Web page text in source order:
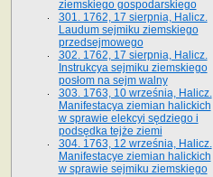
ziemskiego gospodarskiego
301. 1762, 17 sierpnia, Halicz.
Laudum sejmiku ziemskiego
przedsejmowego
302. 1762, 17 sierpnia, Halicz.
Instrukcya sejmiku ziemskiego
posłom na sejm walny
303. 1763, 10 września, Halicz.
Manifestacya ziemian halickich
w sprawie elekcyi sędziego i
podsędka tejże ziemi
304. 1763, 12 września, Halicz.
Manifestacye ziemian halickich
w sprawie sejmiku ziemskiego